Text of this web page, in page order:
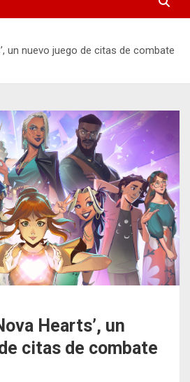
un nuevo juego de citas de combate
Hearts’, un
citas de combate